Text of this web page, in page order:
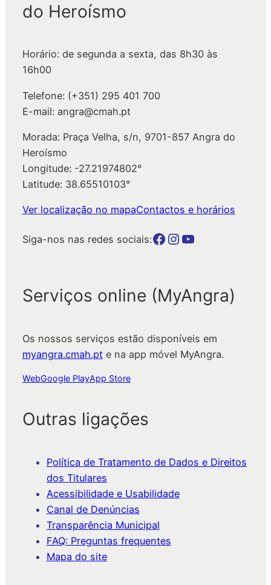
do Heroísmo
Horário: de segunda a sexta, das 8h30 às
16h00
Telefone: (+351) 295 401 700
E-mail: angra@cmah.pt
Morada: Praça Velha, s/n, 9701-857 Angra do
Heroísmo
Longitude: -27.21974802°
Latitude: 38.65510103°
Ver localização no mapaContactos e horários
Siga-nos nas redes sociais:Botão para a página da autarquia no Facebook Botão para a página da autarquia no Instagram Botão para a página da autarquia no Youtube
Serviços online (MyAngra)
Os nossos serviços estão disponíveis em
myangra.cmah.pt e na app móvel MyAngra.
WebGoogle PlayApp Store
Outras ligações
Política de Tratamento de Dados e Direitos
dos Titulares
Acessibilidade e Usabilidade
Canal de Denúncias
Transparência Municipal
FAQ: Preguntas frequentes
Mapa do site